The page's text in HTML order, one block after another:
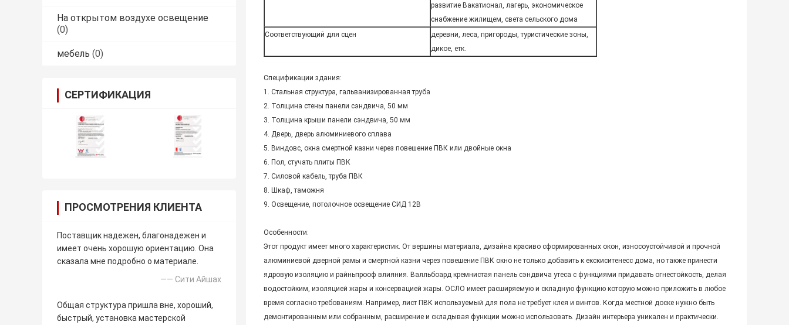
На открытом воздухе освещение
(0)
мебель (0)
СЕРТИФИКАЦИЯ
ПРОСМОТРЕНИЯ КЛИЕНТА
Поставщик надежен, благонадежен и
имеет очень хорошую ориентацию. Она
сказала мне подробно о материале.
—— Сити Айшах
Общая структура пришла вне, хороший,
быстрый, установка мастерской
развитие Вакатионал, лагерь, экономическое
снабжение жилищем, света сельского дома
Соответствующий для сцен
деревни, леса, пригороды, туристические зоны,
дикое, етк.
Спецификации здания:
1. Стальная структура, гальванизированная труба
2. Толщина стены панели сэндвича, 50 мм
3. Толщина крыши панели сэндвича, 50 мм
4. Дверь, дверь алюминиевого сплава
5. Виндовс, окна смертной казни через повешение ПВК или двойные окна
6. Пол, стучать плиты ПВК
7. Силовой кабель, труба ПВК
8. Шкаф, таможня
9. Освещение, потолочное освещение СИД 12В
Особенности:
Этот продукт имеет много характеристик. От вершины материала, дизайна красиво сформированных окон, износоустойчивой и прочной
алюминиевой дверной рамы и смертной казни через повешение ПВК окно не только добавить к екскиситенесс дома, но также принести
ядровую изоляцию и райньпрооф влияния. Валльбоард кремнистая панель сэндвича утеса с функциями придавать огнестойкость, делая
водостойким, изоляцией жары и консервацией жары. ОСЛО имеет расширяемую и складную функцию которую можно приложить в любое
время согласно требованиям. Например, лист ПВК используемый для пола не требует клея и винтов. Когда местной доске нужно быть
демонтированным или собранным, расширение и складывая функции можно использовать. Дизайн интерьера уникален и практически.